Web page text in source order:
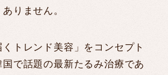
りません。
トレンド美容」をコンセプト
で話題の最新たるみ治療であ